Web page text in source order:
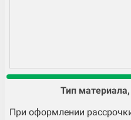
Тип
При оформлении